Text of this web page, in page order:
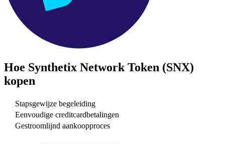
Hoe Synthetix Network Token (SNX)
kopen
Stapsgewijze begeleiding
Eenvoudige creditcardbetalingen
Gestroomlijnd aankoopproces